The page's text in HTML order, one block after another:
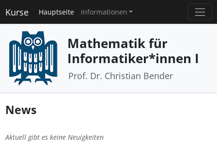
Kurse Hauptseite Informationen
Mathematik für
Informatiker*innen I
Prof. Dr. Christian Bender
News
Aktuell gibt es keine Neuigkeiten